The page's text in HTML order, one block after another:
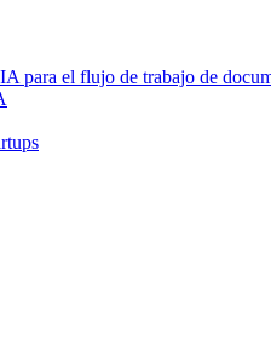
IA para el flujo de trabajo de